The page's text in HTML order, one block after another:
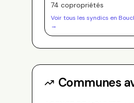
74 copropriétés
Voir tous les syndics en
→
Communes